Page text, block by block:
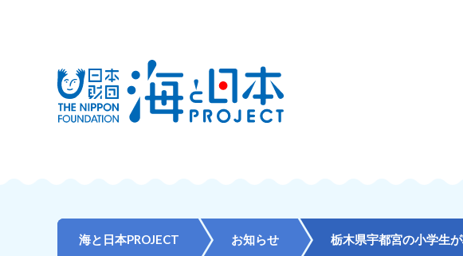
海と日本PROJECT お知らせ